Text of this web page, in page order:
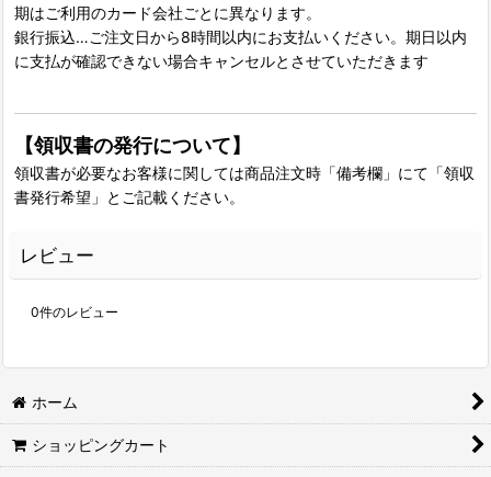
期はご利用のカード会社ごとに異なります。
銀行振込…ご注文日から8時間以内にお支払いください。期日以内
に支払が確認できない場合キャンセルとさせていただきます
【領収書の発行について】
領収書が必要なお客様に関しては商品注文時「備考欄」にて「領収
書発行希望」とご記載ください。
レビュー
0件のレビュー
ホーム
ショッピングカート